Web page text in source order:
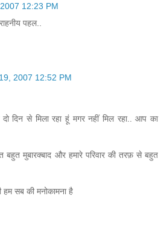
12:23 PM
पहल..
2007 12:52 PM
दिन से मिला रहा हूं मगर नहीं मिल रहा.. आप का
बहुत मुबारक्बाद और हमारे परिवार की तरफ़ से बहुत
सब की मनोकामना है